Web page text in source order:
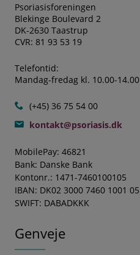
Psoriasisforeningen
Blekinge Boulevard 2
DK-2630 Taastrup
CVR: 81 93 53 19
Telefontid:
Mandag-fredag kl. 10.00-14.00
(+45) 36 75 54 00
kontakt@psoriasis.dk
MobilePay: 46821
Bank: Danske Bank
Kontonr.: 1471-7460100105
IBAN: DK02 3000 7460 1001 05
SWIFT: DABADKKK
Genveje